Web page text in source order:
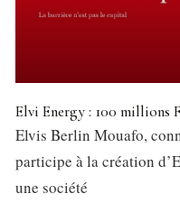
Elvi Energy : 100 millions
Elvis Berlin Mouafo,
participe à la création
une société